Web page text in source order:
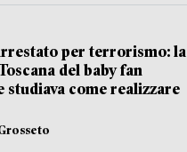
per terrorismo: la
del baby fan
studiava come realizzare